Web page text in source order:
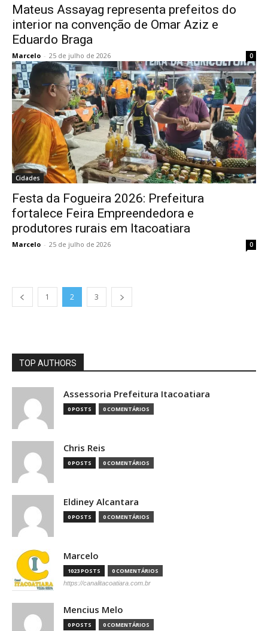
Mateus Assayag representa prefeitos do
interior na convenção de Omar Aziz e
Eduardo Braga
Marcelo - 25 de julho de 2026 0
Cidades
Festa da Fogueira 2026: Prefeitura
fortalece Feira Empreendedora e
produtores rurais em Itacoatiara
Marcelo - 25 de julho de 2026 0
1 2 3
TOP AUTHORS
Assessoria Prefeitura Itacoatiara
0 POSTS 0 COMENTÁRIOS
Chris Reis
0 POSTS 0 COMENTÁRIOS
Eldiney Alcantara
0 POSTS 0 COMENTÁRIOS
Marcelo
1023 POSTS 0 COMENTÁRIOS
https://canalitacoatiara.com.br
Mencius Melo
0 POSTS 0 COMENTÁRIOS